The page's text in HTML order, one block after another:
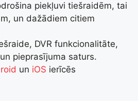
piekļuvi tiešraidēm, tai
un dažādiem citiem
DVR funkcionalitāte,
pieprasījuma saturs.
un iOS ierīcēs